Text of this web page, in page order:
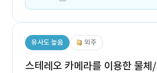
유사도 높음 외주
스테레오 카메라를 이용한 물체